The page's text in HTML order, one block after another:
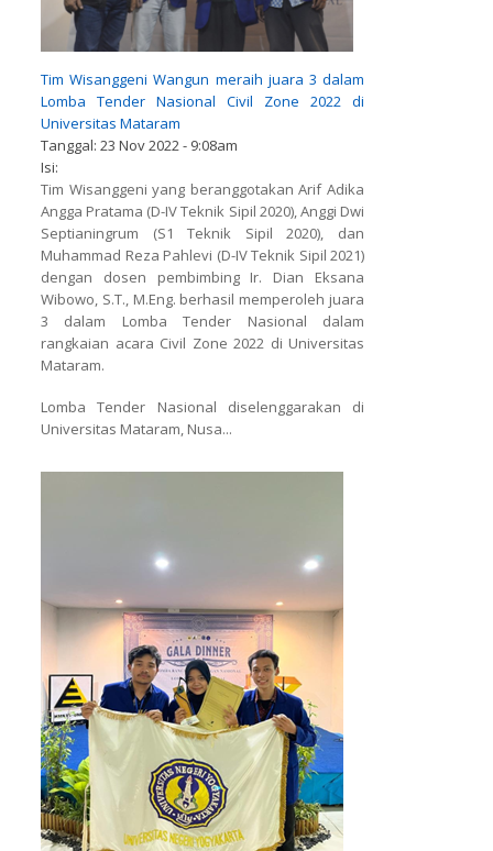
Tim Wisanggeni Wangun meraih juara 3 dalam
Lomba Tender Nasional Civil Zone 2022 di
Universitas Mataram
Tanggal: 23 Nov 2022 - 9:08am
Isi:
Tim Wisanggeni yang beranggotakan Arif Adika
Angga Pratama (D-IV Teknik Sipil 2020), Anggi Dwi
Septianingrum (S1 Teknik Sipil 2020), dan
Muhammad Reza Pahlevi (D-IV Teknik Sipil 2021)
dengan dosen pembimbing Ir. Dian Eksana
Wibowo, S.T., M.Eng. berhasil memperoleh juara
3 dalam Lomba Tender Nasional dalam
rangkaian acara Civil Zone 2022 di Universitas
Mataram.
Lomba Tender Nasional diselenggarakan di
Universitas Mataram, Nusa...